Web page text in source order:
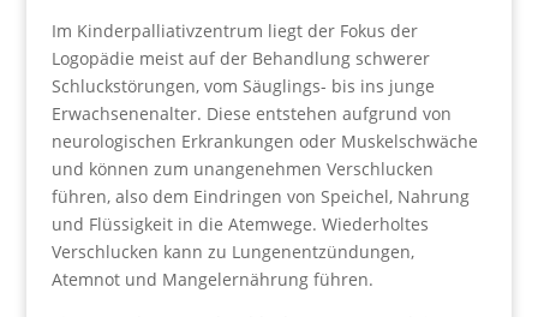
Im Kinderpalliativzentrum liegt der Fokus der
Logopädie meist auf der Behandlung schwerer
Schluckstörungen, vom Säuglings- bis ins junge
Erwachsenenalter. Diese entstehen aufgrund von
neurologischen Erkrankungen oder Muskelschwäche
und können zum unangenehmen Verschlucken
führen, also dem Eindringen von Speichel, Nahrung
und Flüssigkeit in die Atemwege. Wiederholtes
Verschlucken kann zu Lungenentzündungen,
Atemnot und Mangelernährung führen.